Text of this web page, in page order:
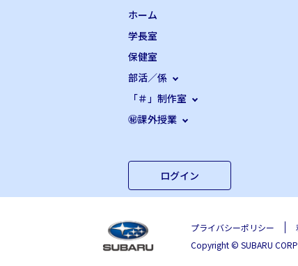
ホーム
学長室
保健室
部活／係
「＃」制作室
㊙課外授業
ログイン
プライバシーポリシー
Copyright © SUBARU